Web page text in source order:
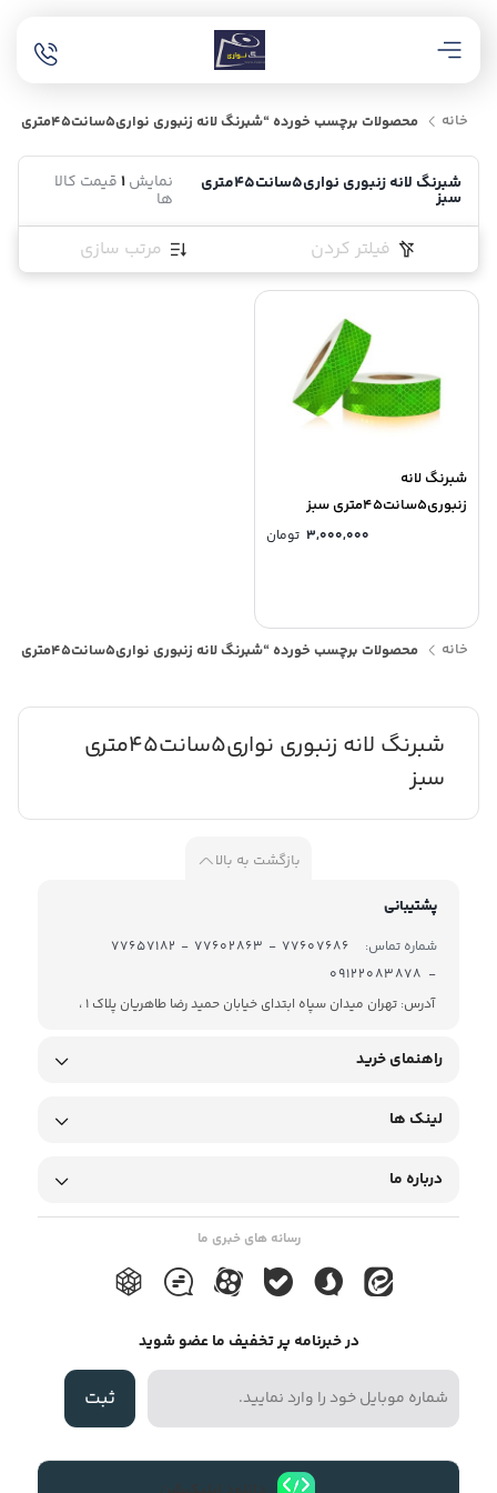
خانه محصولات برچسب خورده “شبرنگ لانه زنبوری نواری5سانت45متری سبز”
شبرنگ لانه زنبوری نواری5سانت45متری
سبز
نمایش1قیمت کالا
ها
فیلتر کردن مرتب سازی
شبرنگ لانه
زنبوری5سانت45متری سبز
3,000,000 تومان
خانه محصولات برچسب خورده “شبرنگ لانه زنبوری نواری5سانت45متری سبز”
شبرنگ لانه زنبوری نواری5سانت45متری
سبز
بازگشت به بالا
پشتیبانی
شماره تماس:
- 09122083878
آدرس: تهران میدان سپاه ابتدای خیابان حمید رضا طاهریان پلاک 1 ،
راهنمای خرید
لینک ها
درباره ما
رسانه های خبری ما
در خبرنامه پر تخفیف ما عضو شوید
ثبت